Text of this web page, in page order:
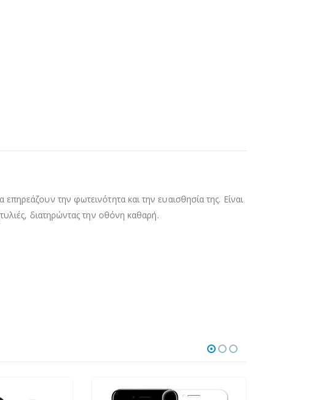
την φωτεινότητα και την ευαισθησία της. Είναι
διατηρώντας την οθόνη καθαρή.